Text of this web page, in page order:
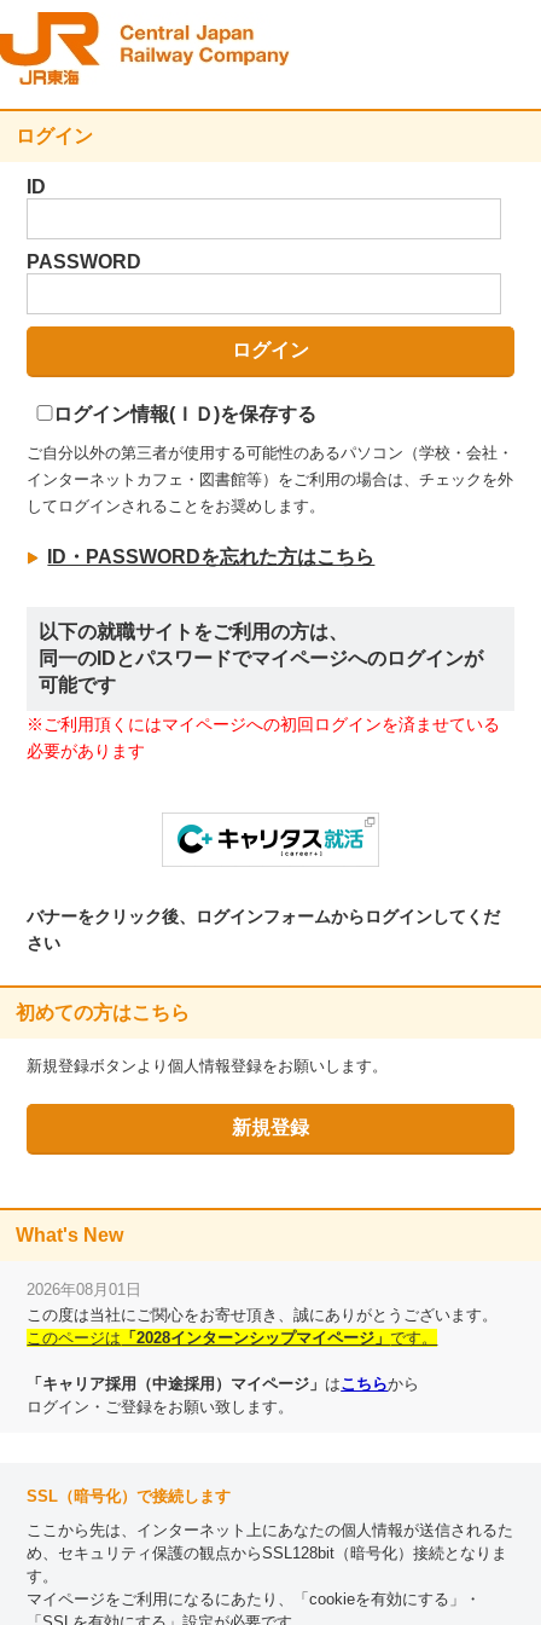
ログイン
ID
PASSWORD
ログイン情報(ＩＤ)を保存する
ご自分以外の第三者が使用する可能性のあるパソコン（学校・会社・
インターネットカフェ・図書館等）をご利用の場合は、チェックを外
してログインされることをお奨めします。
ID・PASSWORDを忘れた方はこちら
以下の就職サイトをご利用の方は、
同一のIDとパスワードでマイページへのログインが
可能です
※ご利用頂くにはマイページへの初回ログインを済ませている
必要があります
バナーをクリック後、ログインフォームからログインしてくだ
さい
初めての方はこちら
新規登録ボタンより個人情報登録をお願いします。
What's New
2026年08月01日
この度は当社にご関心をお寄せ頂き、誠にありがとうございます。
このページは 「2028インターンシップマイページ」です。
「キャリア採用（中途採用）マイページ」 はこちらから
ログイン・ご登録をお願い致します。
SSL（暗号化）で接続します
ここから先は、インターネット上にあなたの個人情報が送信されるた
め、セキュリティ保護の観点からSSL128bit（暗号化）接続となりま
す。
マイページをご利用になるにあたり、「cookieを有効にする」・